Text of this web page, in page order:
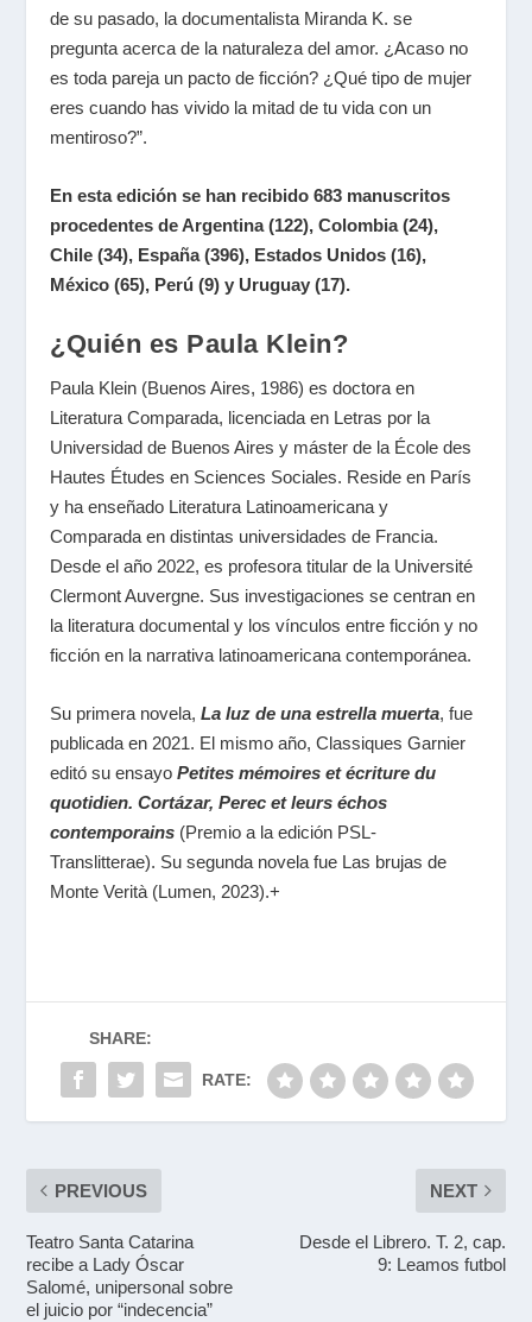
de su pasado, la documentalista Miranda K. se
pregunta acerca de la naturaleza del amor. ¿Acaso no
es toda pareja un pacto de ficción? ¿Qué tipo de mujer
eres cuando has vivido la mitad de tu vida con un
mentiroso?”.
En esta edición se han recibido 683 manuscritos
procedentes de Argentina (122), Colombia (24),
Chile (34), España (396), Estados Unidos (16),
México (65), Perú (9) y Uruguay (17).
¿Quién es Paula Klein?
Paula Klein (Buenos Aires, 1986) es doctora en
Literatura Comparada, licenciada en Letras por la
Universidad de Buenos Aires y máster de la École des
Hautes Études en Sciences Sociales. Reside en París
y ha enseñado Literatura Latinoamericana y
Comparada en distintas universidades de Francia.
Desde el año 2022, es profesora titular de la Université
Clermont Auvergne. Sus investigaciones se centran en
la literatura documental y los vínculos entre ficción y no
ficción en la narrativa latinoamericana contemporánea.
Su primera novela,La luz de una estrella muerta, fue
publicada en 2021. El mismo año, Classiques Garnier
editó su ensayoPetites mémoires et écriture du
quotidien. Cortázar, Perec et leurs échos
contemporains (Premio a la edición PSL-
Translitterae). Su segunda novela fue Las brujas de
Monte Verità (Lumen, 2023).+
SHARE:
RATE:
PREVIOUS
Teatro Santa Catarina
recibe a Lady Óscar
Salomé, unipersonal sobre
el juicio por “indecencia”
NEXT
Desde el Librero. T. 2, cap.
9: Leamos futbol